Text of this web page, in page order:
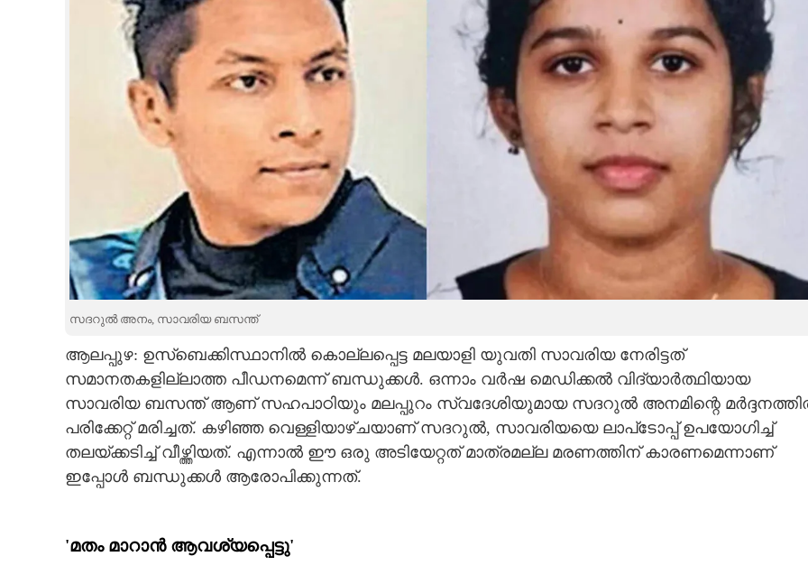
LITERATURE
സദറുല്‍ അനം, സാവരിയ ബസന്ത്‌
ആലപ്പുഴ: ഉസ്‌ബെക്കിസ്ഥാനില്‍ കൊല്ലപ്പെട്ട മലയാളി യുവതി സാവരിയ നേരിട്ടത്
സമാനതകളില്ലാത്ത പീഡനമെന്ന് ബന്ധുക്കള്‍. ഒന്നാം വര്‍ഷ മെഡിക്കല്‍ വിദ്യാര്‍ത്ഥിയായ
സാവരിയ ബസന്ത് ആണ് സഹപാഠിയും മലപ്പുറം സ്വദേശിയുമായ സദറുല്‍ അനമിന്റെ
പരിക്കേറ്റ് മരിച്ചത്. കഴിഞ്ഞ വെള്ളിയാഴ്ചയാണ് സദറുല്‍, സാവരിയയെ ലാപ്‌ടോപ്പ് ഉപയോഗിച്ച്
തലയ്ക്കടിച്ച് വീഴ്ത്തിയത്. എന്നാല്‍ ഈ ഒരു അടിയേറ്റത് മാത്രമല്ല മരണത്തിന് കാരണമെന്നാണ്
ഇപ്പോള്‍ ബന്ധുക്കള്‍ ആരോപിക്കുന്നത്.
'മതം മാറാന്‍ ആവശ്യപ്പെട്ടു'